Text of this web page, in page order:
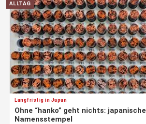
ALLTAG
Langfristig in Japan
Ohne “hanko” geht nichts: japanische
Namensstempel